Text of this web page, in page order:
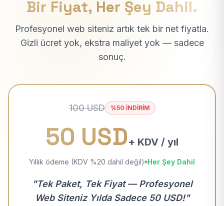
Bir Fiyat, Her Şey Dahil.
Profesyonel web siteniz artık tek bir net fiyatla.
Gizli ücret yok, ekstra maliyet yok — sadece
sonuç.
100 USD %50 İNDİRİM
50 USD+ KDV / yıl
Yıllık ödeme (KDV %20 dahil değil) Her Şey Dahil
"Tek Paket, Tek Fiyat — Profesyonel
Web Siteniz Yılda Sadece 50 USD!"